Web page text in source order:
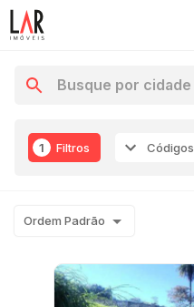
1 Filtros Códigos
Ordem Padrão